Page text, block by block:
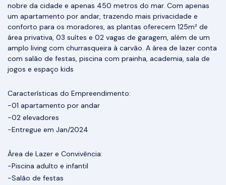
nobre da cidade e apenas 450 metros do mar. Com apenas
um apartamento por andar, trazendo mais privacidade e
conforto para os moradores, as plantas oferecem 125m² de
área privativa, 03 suítes e 02 vagas de garagem, além de um
amplo living com churrasqueira à carvão. A área de lazer conta
com salão de festas, piscina com prainha, academia, sala de
jogos e espaço kids
Características do Empreendimento:
-01 apartamento por andar
-02 elevadores
-Entregue em Jan/2024
Área de Lazer e Convivência:
-Piscina adulto e infantil
-Salão de festas